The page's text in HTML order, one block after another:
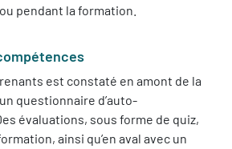
pendant la formation.
est constaté en amont de la
questionnaire d’auto-
évaluations, sous forme de quiz,
ainsi qu’en aval avec un